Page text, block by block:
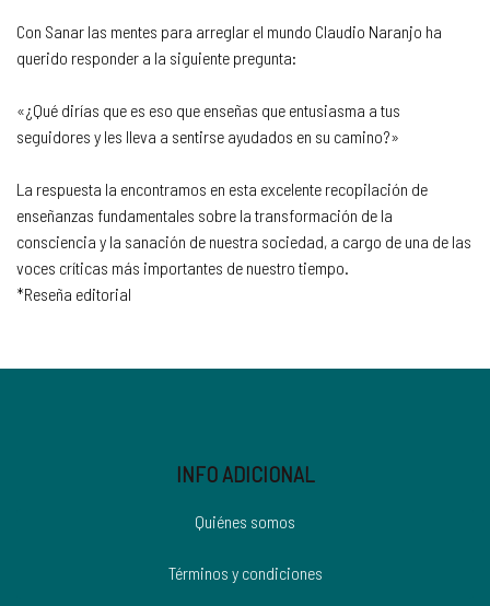
Con Sanar las mentes para arreglar el mundo Claudio Naranjo ha
querido responder a la siguiente pregunta:
«¿Qué dirías que es eso que enseñas que entusiasma a tus
seguidores y les lleva a sentirse ayudados en su camino?»
La respuesta la encontramos en esta excelente recopilación de
enseñanzas fundamentales sobre la transformación de la
consciencia y la sanación de nuestra sociedad, a cargo de una de las
voces críticas más importantes de nuestro tiempo.
*Reseña editorial
INFO ADICIONAL
Quiénes somos
Términos y condiciones